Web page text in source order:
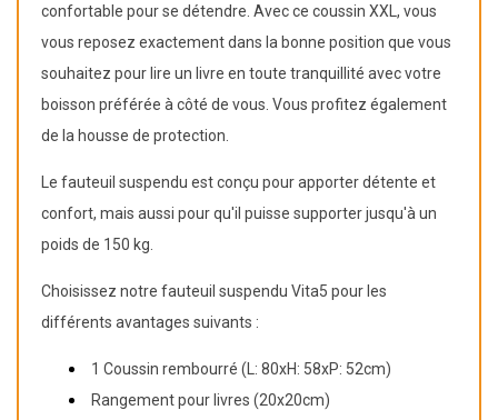
confortable pour se détendre. Avec ce coussin XXL, vous
vous reposez exactement dans la bonne position que vous
souhaitez pour lire un livre en toute tranquillité avec votre
boisson préférée à côté de vous. Vous profitez également
de la housse de protection.
Le fauteuil suspendu est conçu pour apporter détente et
confort, mais aussi pour qu'il puisse supporter jusqu'à un
poids de 150 kg.
Choisissez notre fauteuil suspendu Vita5 pour les
différents avantages suivants :
1 Coussin rembourré (L: 80xH: 58xP: 52cm)
Rangement pour livres (20x20cm)